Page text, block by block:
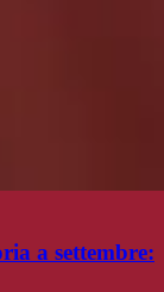
a settembre: